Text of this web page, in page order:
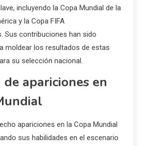
incluyendo la Copa Mundial de la
y la Copa FIFA
Sus contribuciones han sido
moldear los resultados de estas
su selección nacional.
de apariciones en
apariciones en la Copa Mundial
sus habilidades en el escenario